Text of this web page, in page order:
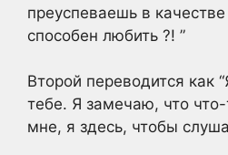
преуспеваешь в
способен любить ?! ”
Второй переводится как
тебе. Я замечаю, что
мне, я здесь, чтобы